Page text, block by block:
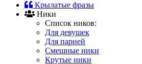
Крылатые фразы
Ники
Список ников:
Для девушек
Для парней
Смешные ники
Крутые ники